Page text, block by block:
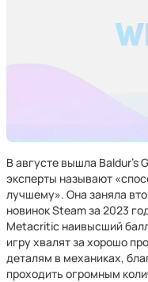
В августе вышла Baldur’s
эксперты называют
лучшему». Она заняла
новинок Steam за 2023
Metacritic наивысший
игру хвалят за хорошо
деталям в механиках,
проходить огромным